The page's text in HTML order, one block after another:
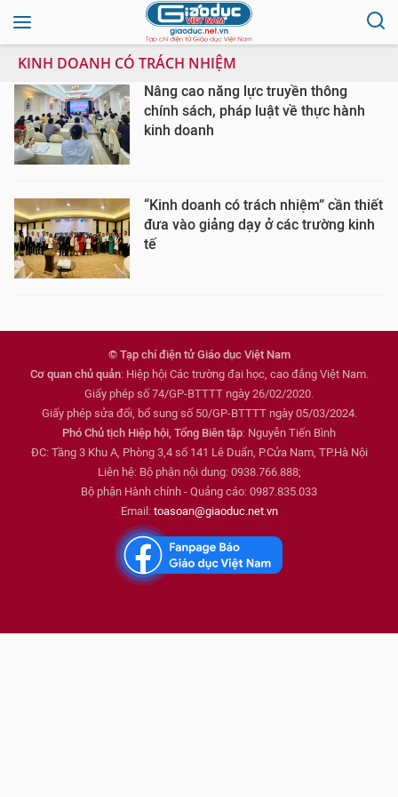
KINH DOANH CÓ TRÁCH NHIỆM
Nâng cao năng lực truyền thông
chính sách, pháp luật về thực hành
kinh doanh
“Kinh doanh có trách nhiệm” cần thiết
đưa vào giảng dạy ở các trường kinh
tế
© Tạp chí điện tử Giáo dục Việt Nam
Cơ quan chủ quản: Hiệp hội Các trường đại học, cao đẳng Việt Nam.
Giấy phép số 74/GP-BTTTT ngày 26/02/2020.
Giấy phép sửa đổi, bổ sung số 50/GP-BTTTT ngày 05/03/2024.
Phó Chủ tịch Hiệp hội, Tổng Biên tập: Nguyễn Tiến Bình
ĐC: Tầng 3 Khu A, Phòng 3,4 số 141 Lê Duẩn, P.Cửa Nam, TP.Hà Nội
Liên hệ: Bộ phận nội dung: 0938.766.888;
Bộ phận Hành chính - Quảng cáo: 0987.835.033
Email: toasoan@giaoduc.net.vn